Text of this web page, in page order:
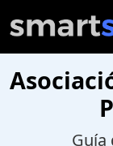
Guía